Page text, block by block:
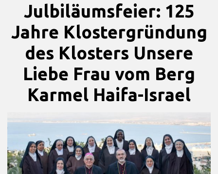
Julbiläumsfeier: 125
Jahre Klostergründung
des Klosters Unsere
Liebe Frau vom Berg
Karmel Haifa-Israel